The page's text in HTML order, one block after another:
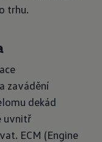
trhu.
zavádění
dekád
uvnitř
ECM (Engine